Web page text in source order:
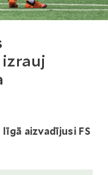
izrauj
aizvadījusi FS